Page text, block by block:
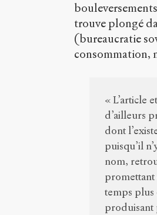
trouve plongé
(bureaucratie
consommation,
« L’article
d’ailleurs
dont
puisqu’il
nom,
promettant
temps plus
produisant